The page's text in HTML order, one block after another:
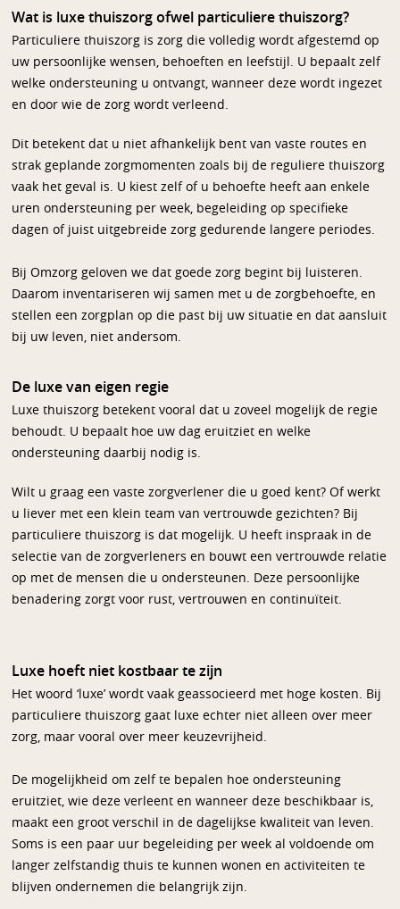
Wat is luxe thuiszorg ofwel particuliere thuiszorg?
Particuliere thuiszorg is zorg die volledig wordt afgestemd op
uw persoonlijke wensen, behoeften en leefstijl. U bepaalt zelf
welke ondersteuning u ontvangt, wanneer deze wordt ingezet
en door wie de zorg wordt verleend.
Dit betekent dat u niet afhankelijk bent van vaste routes en
strak geplande zorgmomenten zoals bij de reguliere thuiszorg
vaak het geval is. U kiest zelf of u behoefte heeft aan enkele
uren ondersteuning per week, begeleiding op specifieke
dagen of juist uitgebreide zorg gedurende langere periodes.
Bij Omzorg geloven we dat goede zorg begint bij luisteren.
Daarom inventariseren wij samen met u de zorgbehoefte, en
stellen een zorgplan op die past bij uw situatie en dat aansluit
bij uw leven, niet andersom.
De luxe van eigen regie
Luxe thuiszorg betekent vooral dat u zoveel mogelijk de regie
behoudt. U bepaalt hoe uw dag eruitziet en welke
ondersteuning daarbij nodig is.
Wilt u graag een vaste zorgverlener die u goed kent? Of werkt
u liever met een klein team van vertrouwde gezichten? Bij
particuliere thuiszorg is dat mogelijk. U heeft inspraak in de
selectie van de zorgverleners en bouwt een vertrouwde relatie
op met de mensen die u ondersteunen. Deze persoonlijke
benadering zorgt voor rust, vertrouwen en continuïteit.
Luxe hoeft niet kostbaar te zijn
Het woord ‘luxe’ wordt vaak geassocieerd met hoge kosten. Bij
particuliere thuiszorg gaat luxe echter niet alleen over meer
zorg, maar vooral over meer keuzevrijheid.
De mogelijkheid om zelf te bepalen hoe ondersteuning
eruitziet, wie deze verleent en wanneer deze beschikbaar is,
maakt een groot verschil in de dagelijkse kwaliteit van leven.
Soms is een paar uur begeleiding per week al voldoende om
langer zelfstandig thuis te kunnen wonen en activiteiten te
blijven ondernemen die belangrijk zijn.